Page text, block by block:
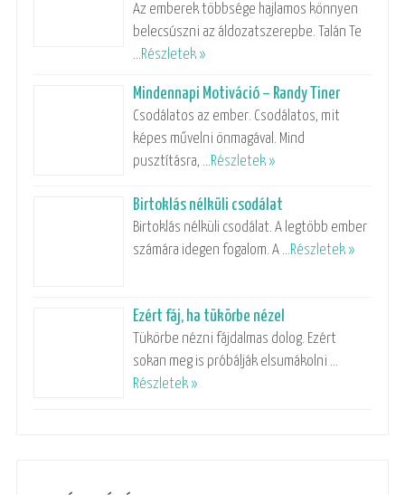
Az emberek többsége hajlamos könnyen
belecsúszni az áldozatszerepbe. Talán Te
…Részletek »
Mindennapi Motiváció – Randy Tiner
Csodálatos az ember. Csodálatos, mit
képes művelni önmagával. Mind
pusztításra, …Részletek »
Birtoklás nélküli csodálat
Birtoklás nélküli csodálat. A legtöbb ember
számára idegen fogalom. A …Részletek »
Ezért fáj, ha tükörbe nézel
Tükörbe nézni fájdalmas dolog. Ezért
sokan meg is próbálják elsumákolni …
Részletek »